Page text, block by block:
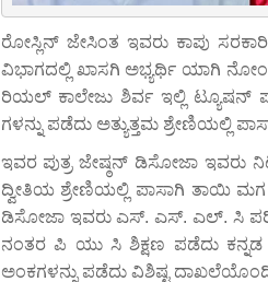
ರೋಸ್ಲಿನ್ ಜೇಸಿಂತ ಇವರು ಕಾಪು
ವಿಭಾಗದಲ್ಲಿ ಖಾಸಗಿ ಅಭ್ಯರ್ಥಿ ಯಾಗಿ
ರಿಯಲ್ ಕಾಲೇಜು ಶಿರ್ವ ಇಲ್ಲಿ ಟ್ಯೂಷನ್
ಗಳನ್ನು ಪಡೆದು ಅತ್ಯುತ್ತಮ ಶ್ರೇಣಿಯಲ್ಲಿ
ಇವರ ಪುತ್ರ ಜೇಷ್ಠನ್ ಡಿಸೋಜಾ ಇವರು
ದ್ವೀತಿಯ ಶ್ರೇಣಿಯಲ್ಲಿ ಪಾಸಾಗಿ ತಾಯಿ ಮಗ
ಡಿಸೋಜಾ ಇವರು ಎಸ್. ಎಸ್. ಎಲ್. ಸಿ
ನಂತರ ಪಿ ಯು ಸಿ ಶಿಕ್ಷಣ ಪಡೆದು
ಅಂಕಗಳನ್ನು ಪಡೆದು ವಿಶಿಷ್ಟ